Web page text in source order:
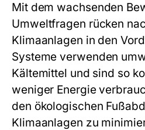
Mit dem wachsenden
Umweltfragen rücken
Klimaanlagen in den
Systeme verwenden
Kältemittel und sind so
weniger Energie
den ökologischen
Klimaanlagen zu